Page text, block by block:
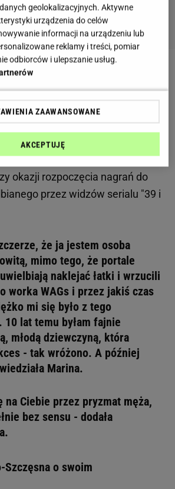
Szczęsna o niesprawiedliwych
że takie szufladkowanie jest dla
o czym powiedziała ostatnio w
Burzyńską dla "Dzień Dobry TVN",
okazji rozpoczęcia nagrań do
przez widzów serialu "39 i
że ja jestem osoba
mimo tego, że portale
naklejać łatki i wrzucili
worka WAGs i przez jakiś czas
mi się było z tego
10 lat temu byłam fajnie
młodą dziewczyną, która
- tak wróżono. A później
Marina.
na Ciebie przez pryzmat męża,
bez sensu - dodała
Szczęsna o swoim
geolokalizacyjnych. Aktywne
urządzenia do celów
informacji na urządzeniu lub
reklamy i treści, pomiar
odbiorców i ulepszanie usług.
ZAAWANSOWANE
AKCEPTUJĘ